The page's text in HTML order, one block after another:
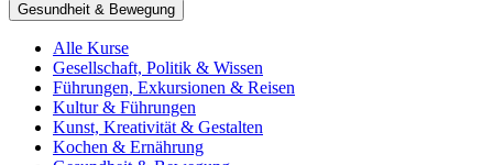
Gesundheit & Bewegung
Alle Kurse
Gesellschaft, Politik & Wissen
Führungen, Exkursionen & Reisen
Kultur & Führungen
Kunst, Kreativität & Gestalten
Kochen & Ernährung